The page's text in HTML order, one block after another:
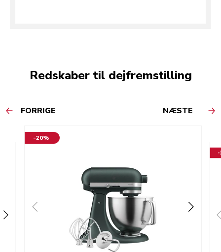
Redskaber til dejfremstilling
FORRIGE NÆSTE
-20%
-